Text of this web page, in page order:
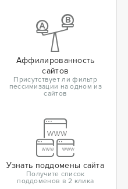
Аффилированность
сайтов
Присутствует ли фильтр
пессимизации на одном из
сайтов
Узнать поддомены сайта
Получите список
поддоменов в 2 клика